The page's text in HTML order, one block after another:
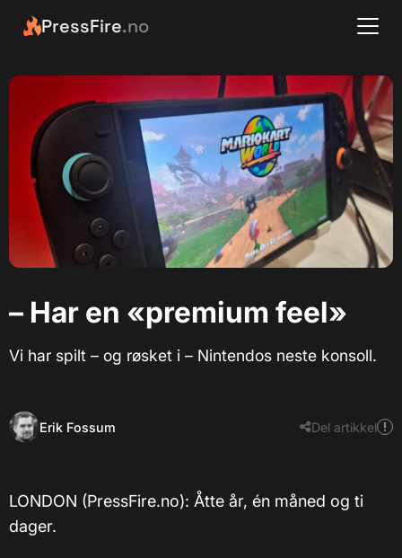
PressFire.no
– Har en «premium feel»
Vi har spilt – og røsket i – Nintendos neste konsoll.
Erik Fossum Del artikkel
LONDON (PressFire.no): Åtte år, én måned og ti
dager.